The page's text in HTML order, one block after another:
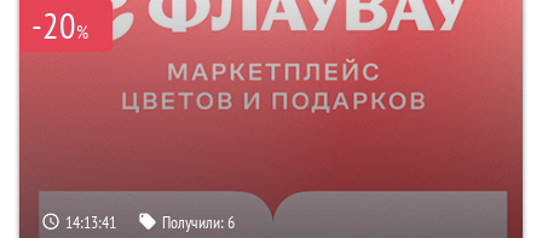
-20%
14:13:40 Получили:6